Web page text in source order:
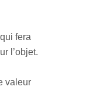
fera
l’objet.
valeur